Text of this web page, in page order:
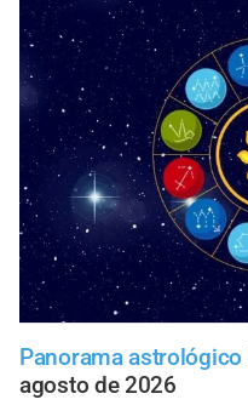
Panorama astrológico
agosto de 2026